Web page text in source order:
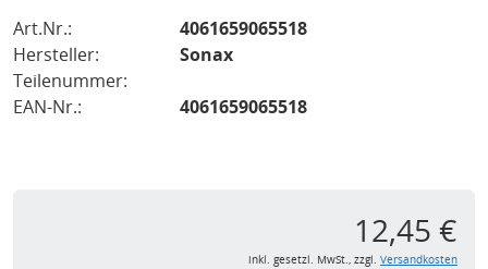
Art.Nr.:
4061659065518
Hersteller:
Sonax
Teilenummer:
EAN-Nr.:
4061659065518
12,45 €
inkl. gesetzl. MwSt., zzgl. Versandkosten